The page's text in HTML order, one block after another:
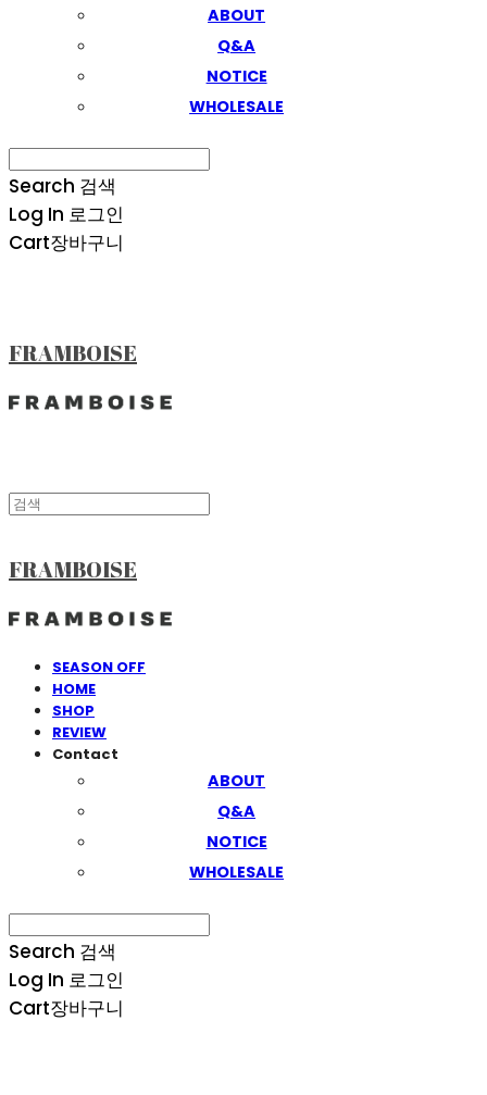
ABOUT
Q&A
NOTICE
WHOLESALE
Search 검색
Log In 로그인
Cart장바구니
FRAMBOISE
FRAMBOISE
SEASON OFF
HOME
SHOP
REVIEW
Contact
ABOUT
Q&A
NOTICE
WHOLESALE
Search 검색
Log In 로그인
Cart장바구니